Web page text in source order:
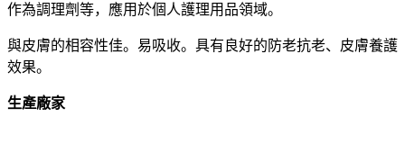
作為調理劑等，應用於個人護理用品領域。
與皮膚的相容性佳。易吸收。具有良好的防老抗老、皮膚養護
效果。
生產廠家